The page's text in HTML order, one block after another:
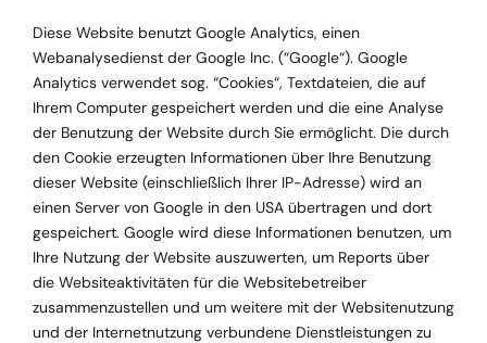
Diese Website benutzt Google Analytics, einen
Webanalysedienst der Google Inc. (“Google“). Google
Analytics verwendet sog. “Cookies“, Textdateien, die auf
Ihrem Computer gespeichert werden und die eine Analyse
der Benutzung der Website durch Sie ermöglicht. Die durch
den Cookie erzeugten Informationen über Ihre Benutzung
dieser Website (einschließlich Ihrer IP-Adresse) wird an
einen Server von Google in den USA übertragen und dort
gespeichert. Google wird diese Informationen benutzen, um
Ihre Nutzung der Website auszuwerten, um Reports über
die Websiteaktivitäten für die Websitebetreiber
zusammenzustellen und um weitere mit der Websitenutzung
und der Internetnutzung verbundene Dienstleistungen zu